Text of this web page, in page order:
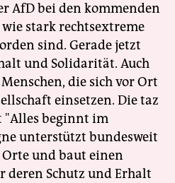
AfD bei den kommenden
stark rechtsextreme
sind. Gerade jetzt
und Solidarität. Auch
die sich vor Ort
einsetzen. Die taz
"Alles beginnt im
unterstützt bundesweit
und baut einen
deren Schutz und Erhalt